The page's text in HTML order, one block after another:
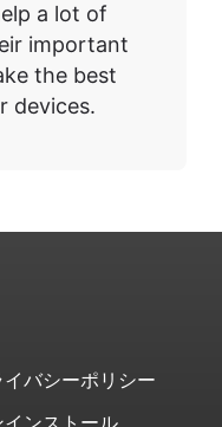
a lot of
important
the best
devices.
イバシーポリシー